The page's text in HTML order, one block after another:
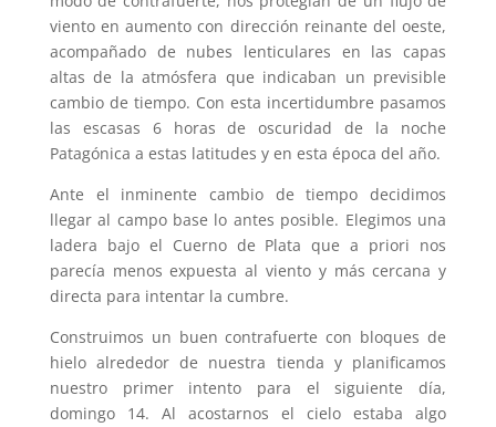
viento en aumento con dirección reinante del oeste,
acompañado de nubes lenticulares en las capas
altas de la atmósfera que indicaban un previsible
cambio de tiempo. Con esta incertidumbre pasamos
las escasas 6 horas de oscuridad de la noche
Patagónica a estas latitudes y en esta época del año.
Ante el inminente cambio de tiempo decidimos
llegar al campo base lo antes posible. Elegimos una
ladera bajo el Cuerno de Plata que a priori nos
parecía menos expuesta al viento y más cercana y
directa para intentar la cumbre.
Construimos un buen contrafuerte con bloques de
hielo alrededor de nuestra tienda y planificamos
nuestro primer intento para el siguiente día,
domingo 14. Al acostarnos el cielo estaba algo